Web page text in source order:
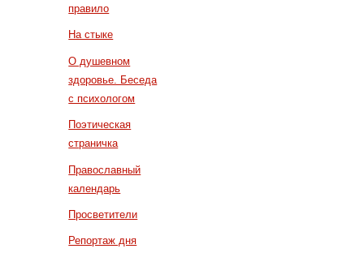
правило
На стыке
О душевном
здоровье. Беседа
с психологом
Поэтическая
страничка
Православный
календарь
Просветители
Репортаж дня